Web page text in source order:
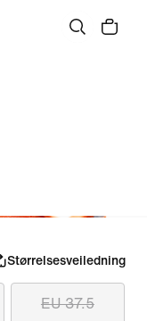
Størrelsesveiledning
EU 37.5